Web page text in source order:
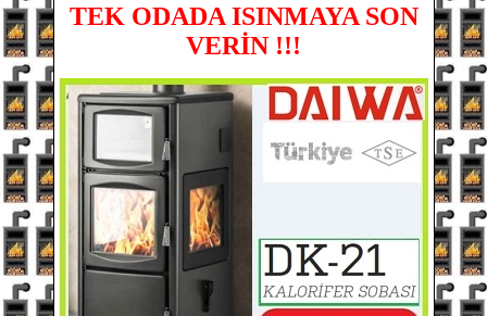
TEK ODADA ISINMAYA SON
VERİN !!!